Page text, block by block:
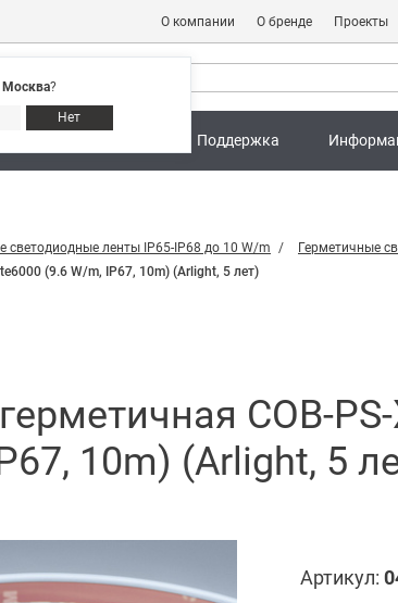
Москва?
Нет
О компании О бренде Проекты
Поддержка
Адреса магазинов 8 (800)
светодиодные ленты IP65-IP68 до 10 W/m
Герметичные
(9.6 W/m, IP67, 10m) (Arlight, 5 лет)
COB-
10m) (Arlight, 5
Артикул: